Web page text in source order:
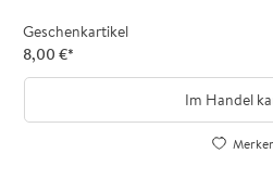
Geschenkartikel
8,00 €*
Im Handel